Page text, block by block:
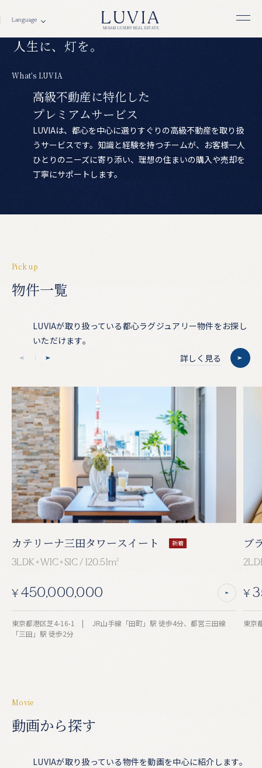
LUVIA
MISAKI LUXURY REAL ESTATE
Me Luxu
人生 に、 灯を。
What’s LUVIA
高級不動産に特化した
プレ ミ アムサービス
LUVIAは、都心を中心に選りすぐりの高級不動産を取り扱
うサービスです。知識と経験を持つチームが、お客様一人
ひとりのニーズに寄り添い、理想の住まいの購入や売却を
丁寧にサポートします。
Pickup
物件一覧
LUVIAが取り扱っている都心ラグジュアリー物件をお探し
いただけます。
詳しく見る
カテリーナ三田タワースイート 新着
3LDK+WIC+SIC / 120.51m2
¥ 450,000,000
東京都港区芝4-16-1 | JR山手線「田町」駅 徒歩4分、都営三田線
「三田」駅 徒歩2分
ブ
¥
Movie
動画から探す
LUVIAが取り扱っている物件を動画を中心に紹介します。